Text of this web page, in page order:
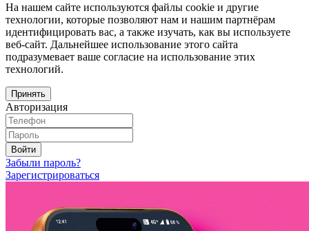
На нашем сайте используются файлы cookie и другие
технологии, которые позволяют нам и нашим партнёрам
идентифицировать вас, а также изучать, как вы используете
веб-сайт. Дальнейшее использование этого сайта
подразумевает ваше согласие на использование этих
технологий.
Принять
Авторизация
Войти
Забыли пароль?
Зарегистрироваться